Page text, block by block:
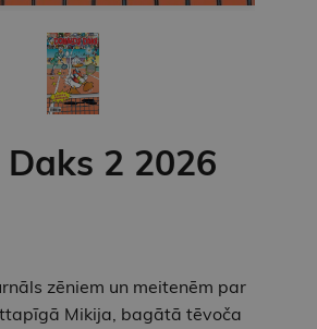
2 2026
zēniem un meitenēm par
Mikija, bagātā tēvoča